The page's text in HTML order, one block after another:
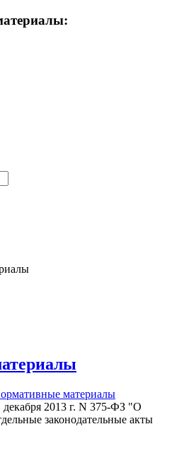
материалы
2013 г. N 375-ФЗ "О
законодательные акты